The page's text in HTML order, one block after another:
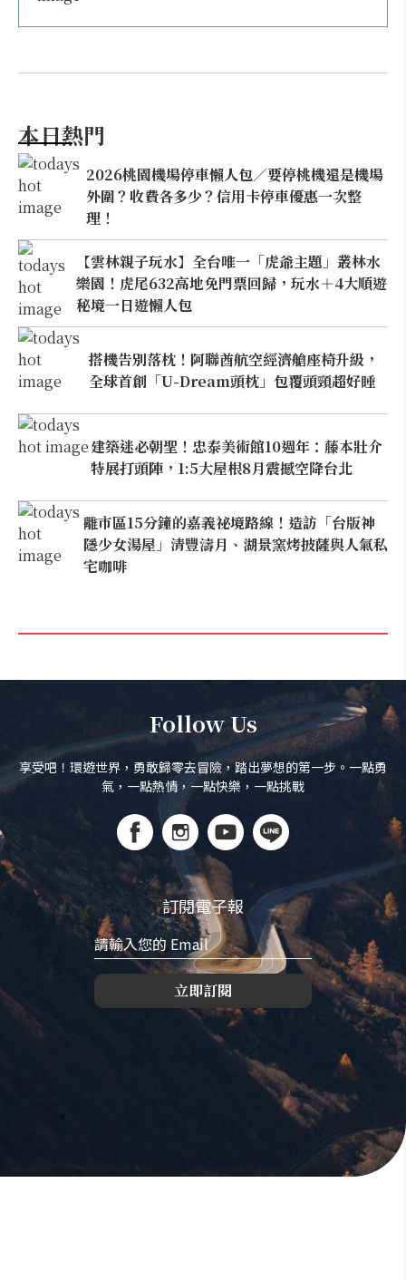
本日熱門
2026桃園機場停車懶人包／要停桃機還是機場
外圍？收費各多少？信用卡停車優惠一次整
理！
【雲林親子玩水】全台唯一「虎爺主題」叢林水
樂園！虎尾632高地免門票回歸，玩水＋4大順遊
秘境一日遊懶人包
搭機告別落枕！阿聯酋航空經濟艙座椅升級，
全球首創「U-Dream頭枕」包覆頭頸超好睡
建築迷必朝聖！忠泰美術館10週年：藤本壯介
特展打頭陣，1:5大屋根8月震撼空降台北
離市區15分鐘的嘉義祕境路線！造訪「台版神
隱少女湯屋」清豐濤月、湖景窯烤披薩與人氣私
宅咖啡
Follow Us
享受吧！環遊世界，勇敢歸零去冒險，踏出夢想的第一步。一點勇
氣，一點熱情，一點快樂，一點挑戰
訂閱電子報
立即訂閱